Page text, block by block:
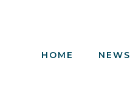
HOME NEWS